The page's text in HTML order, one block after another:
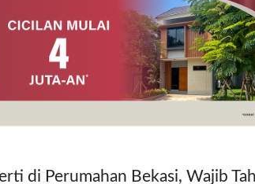
di Perumahan Bekasi, Wajib